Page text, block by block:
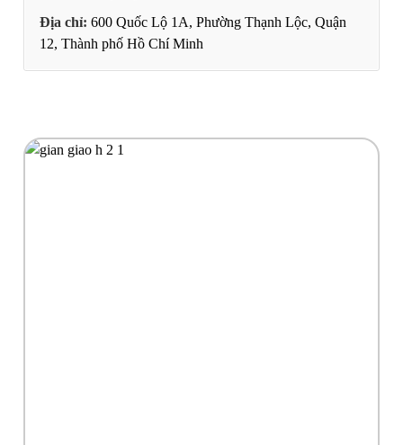
Địa chỉ: 600 Quốc Lộ 1A, Phường Thạnh Lộc, Quận
12, Thành phố Hồ Chí Minh